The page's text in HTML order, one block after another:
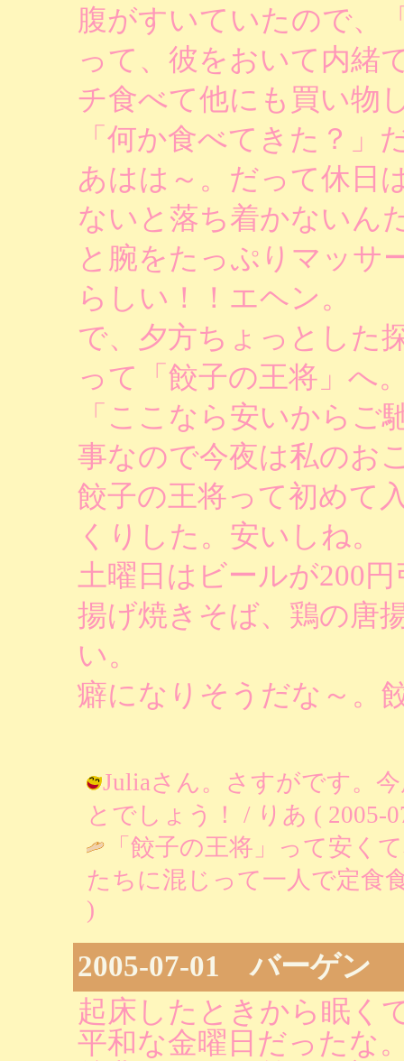
腹がすいていたので、
って、彼をおいて内緒
チ食べて他にも買い物
「何か食べてきた？」
あはは～。だって休日
ないと落ち着かないん
と腕をたっぷりマッサ
らしい！！エヘン。
で、夕方ちょっとした
って「餃子の王将」へ
「ここなら安いからご
事なので今夜は私のお
餃子の王将って初めて
くりした。安いしね。
土曜日はビールが200
揚げ焼きそば、鶏の唐
い。
癖になりそうだな～。
Juliaさん。さすがです。
とでしょう！ / りあ ( 2005-
「餃子の王将」って安く
たちに混じって一人で定食
)
2005-07-01 バーゲン
起床したときから眠く
平和な金曜日だったな